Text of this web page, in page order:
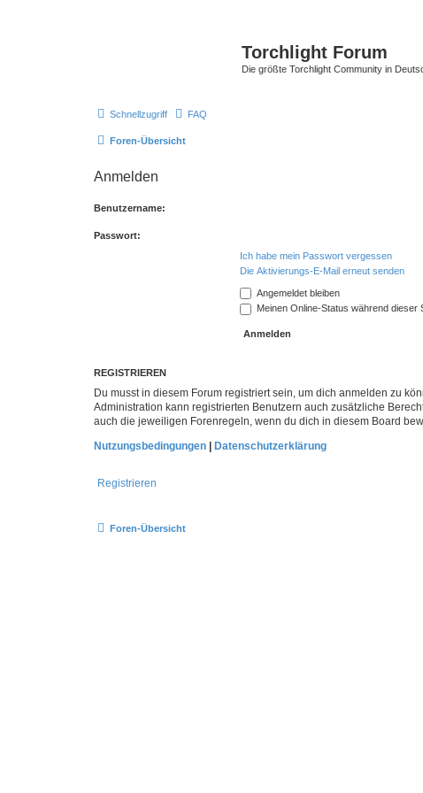
Torchlight Forum
Die größte Torchlight Community in
Schnellzugriff FAQ
Foren-Übersicht
Anmelden
Benutzername:
Passwort:
Ich habe mein Passwort vergessen
Die Aktivierungs-E-Mail erneut senden
Angemeldet bleiben
Meinen Online-Status während dieser
REGISTRIEREN
Du musst in diesem Forum registriert sein, um dich anmelden zu
Administration kann registrierten Benutzern auch zusätzliche
auch die jeweiligen Forenregeln, wenn du dich in diesem Board
Nutzungsbedingungen
Datenschutzerklärung
Registrieren
Foren-Übersicht